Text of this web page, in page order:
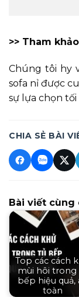
>> Tham
Chúng tôi hy
sofa nỉ được
sự lựa chọn
CHIA SẺ BÀI
Bài viết cùng
Top các cách
mùi hôi trong
bếp hiệu quả,
toàn